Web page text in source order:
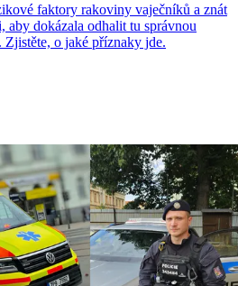
faktory rakoviny vaječníků a znát
aby dokázala odhalit tu správnou
o jaké příznaky jde.